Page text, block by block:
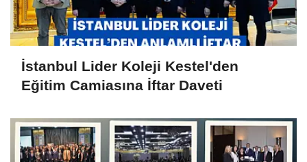
İstanbul Lider Koleji Kestel'den
Eğitim Camiasına İftar Daveti